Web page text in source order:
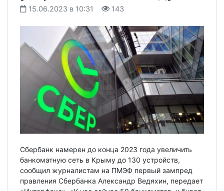
15.06.2023 в 10:31 143
Сбербанк намерен до конца 2023 года увеличить
банкоматную сеть в Крыму до 130 устройств,
сообщил журналистам на ПМЭФ первый зампред
правления Сбербанка Александр Ведяхин, передает